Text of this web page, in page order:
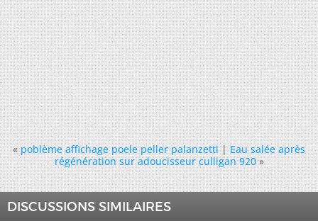
« poblème affichage poele peller palanzetti|Eau salée après
régénération sur adoucisseur culligan 920 »
DISCUSSIONS SIMILAIRES